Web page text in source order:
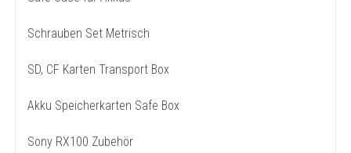
Schrauben Set Metrisch
SD, CF Karten Transport Box
Akku Speicherkarten Safe Box
Sony RX100 Zubehör